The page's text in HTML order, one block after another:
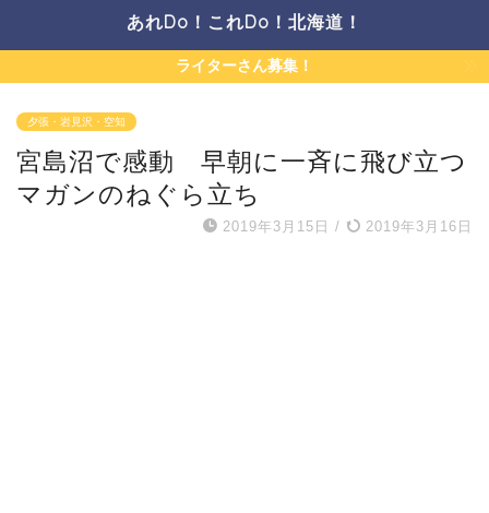
あれDo！これDo！北海道！
ライターさん募集！
夕張・岩見沢・空知
宮島沼で感動 早朝に一斉に飛び立つ
マガンのねぐら立ち
2019年3月15日 / 2019年3月16日